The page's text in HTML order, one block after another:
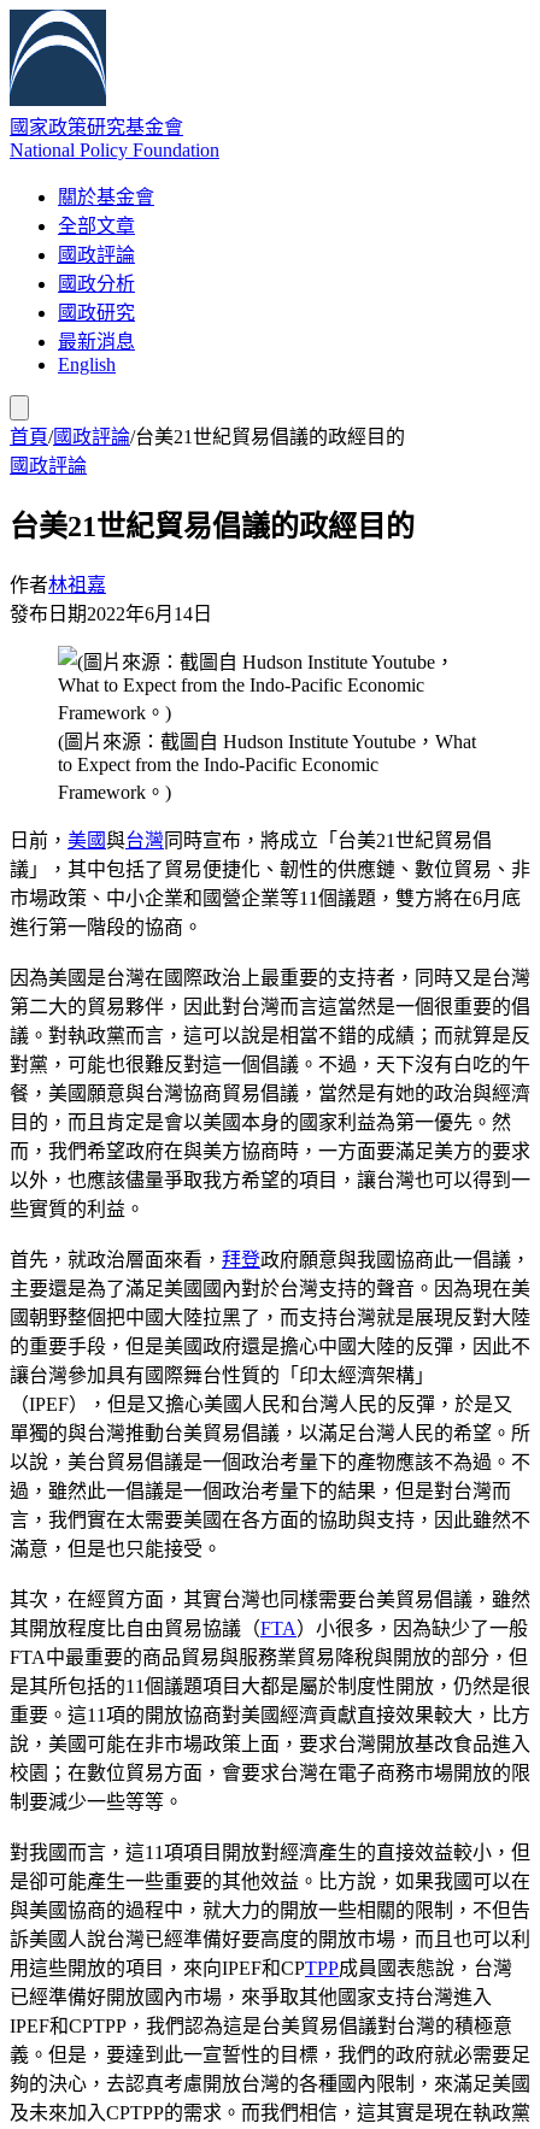
國家政策研究基金會
National Policy Foundation
關於基金會
全部文章
國政評論
國政分析
國政研究
最新消息
English
首頁/國政評論/台美21世紀貿易倡議的政經目的
國政評論
台美21世紀貿易倡議的政經目的
作者林祖嘉
發布日期2022年6月14日
(圖片來源：截圖自 Hudson Institute Youtube，What
to Expect from the Indo-Pacific Economic
Framework。)
日前， 美國與台灣 同時宣布，將成立「台美21世紀貿易倡
議」，其中包括了貿易便捷化、韌性的供應鏈、數位貿易、非
市場政策、中小企業和國營企業等11個議題，雙方將在6月底
進行第一階段的協商。
因為美國是台灣在國際政治上最重要的支持者，同時又是台灣
第二大的貿易夥伴，因此對台灣而言這當然是一個很重要的倡
議。對執政黨而言，這可以說是相當不錯的成績；而就算是反
對黨，可能也很難反對這一個倡議。不過，天下沒有白吃的午
餐，美國願意與台灣協商貿易倡議，當然是有她的政治與經濟
目的，而且肯定是會以美國本身的國家利益為第一優先。然
而，我們希望政府在與美方協商時，一方面要滿足美方的要求
以外，也應該儘量爭取我方希望的項目，讓台灣也可以得到一
些實質的利益。
首先，就政治層面來看， 拜登政府願意與我國協商此一倡議，
主要還是為了滿足美國國內對於台灣支持的聲音。因為現在美
國朝野整個把中國大陸拉黑了，而支持台灣就是展現反對大陸
的重要手段，但是美國政府還是擔心中國大陸的反彈，因此不
讓台灣參加具有國際舞台性質的「印太經濟架構」
（IPEF），但是又擔心美國人民和台灣人民的反彈，於是又
單獨的與台灣推動台美貿易倡議，以滿足台灣人民的希望。所
以說，美台貿易倡議是一個政治考量下的產物應該不為過。不
過，雖然此一倡議是一個政治考量下的結果，但是對台灣而
言，我們實在太需要美國在各方面的協助與支持，因此雖然不
滿意，但是也只能接受。
其次，在經貿方面，其實台灣也同樣需要台美貿易倡議，雖然
其開放程度比自由貿易協議（FTA）小很多，因為缺少了一般
FTA中最重要的商品貿易與服務業貿易降稅與開放的部分，但
是其所包括的11個議題項目大都是屬於制度性開放，仍然是很
重要。這11項的開放協商對美國經濟貢獻直接效果較大，比方
說，美國可能在非市場政策上面，要求台灣開放基改食品進入
校園；在數位貿易方面，會要求台灣在電子商務市場開放的限
制要減少一些等等。
對我國而言，這11項項目開放對經濟產生的直接效益較小，但
是卻可能產生一些重要的其他效益。比方說，如果我國可以在
與美國協商的過程中，就大力的開放一些相關的限制，不但告
訴美國人說台灣已經準備好要高度的開放市場，而且也可以利
用這些開放的項目，來向IPEF和CPTPP成員國表態說，台灣
已經準備好開放國內市場，來爭取其他國家支持台灣進入
IPEF和CPTPP，我們認為這是台美貿易倡議對台灣的積極意
義。但是，要達到此一宣誓性的目標，我們的政府就必需要足
夠的決心，去認真考慮開放台灣的各種國內限制，來滿足美國
及未來加入CPTPP的需求。而我們相信，這其實是現在執政黨